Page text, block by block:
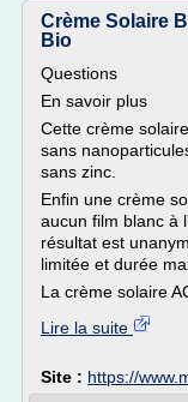
Crème Solaire
Bio
Questions
En savoir plus
Cette crème
sans
sans zinc.
Enfin une crème
aucun film blanc à
résultat est
limitée et durée
La crème solaire
Lire la suite
Site : https://